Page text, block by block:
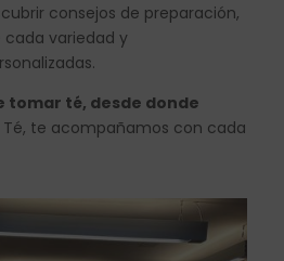
consejos de preparación,
variedad y
tomar té, desde donde
Té, te acompañamos con cada